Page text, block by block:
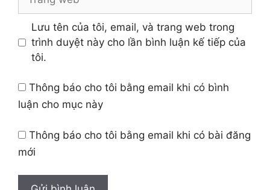
web
Lưu tên của tôi, email, và trang web trong
trình duyệt này cho lần bình luận kế tiếp của
tôi.
Thông báo cho tôi bằng email khi có bình
luận cho mục này
Thông báo cho tôi bằng email khi có bài đăng
mới